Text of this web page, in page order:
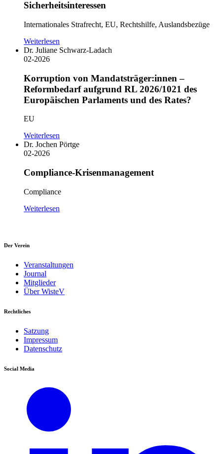
Sicherheitsinteressen
Internationales Strafrecht, EU, Rechtshilfe, Auslandsbezüge
Weiterlesen
Dr. Juliane Schwarz-Ladach
02-2026
Korruption von Mandatsträger:innen –
Reformbedarf aufgrund RL 2026/1021 des
Europäischen Parlaments und des Rates?
EU
Weiterlesen
Dr. Jochen Pörtge
02-2026
Compliance-Krisenmanagement
Compliance
Weiterlesen
Der Verein
Veranstaltungen
Journal
Mitglieder
Über WisteV
Rechtliches
Satzung
Impressum
Datenschutz
Social Media